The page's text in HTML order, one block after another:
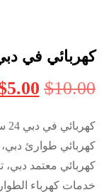
كهربائي في دبي 24 ساعة
$10.00
5.00
كهربائي طوارئ دبي،
كهربائي معتمد دبي،
خدمات كهرباء